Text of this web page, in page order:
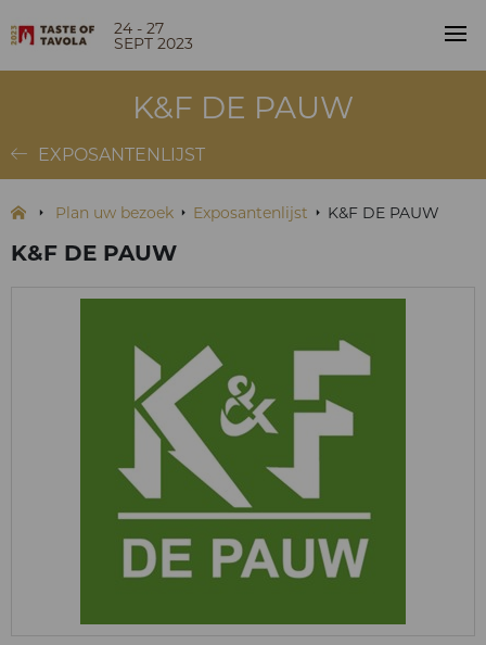
24 - 27
SEPT 2023
K&F DE PAUW
EXPOSANTENLIJST
Plan uw bezoek Exposantenlijst K&F DE PAUW
K&F DE PAUW